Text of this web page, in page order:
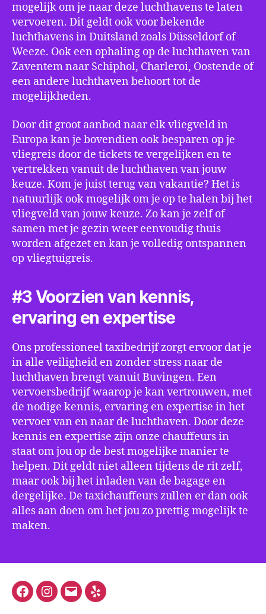
mogelijk om je naar deze luchthavens te laten
vervoeren. Dit geldt ook voor bekende
luchthavens in Duitsland zoals Düsseldorf of
Weeze. Ook een ophaling op de luchthaven van
Zaventem naar Schiphol, Charleroi, Oostende of
een andere luchthaven behoort tot de
mogelijkheden.
Door dit groot aanbod naar elk vliegveld in
Europa kan je bovendien ook besparen op je
vliegreis door de tickets te vergelijken en te
vertrekken vanuit de luchthaven van jouw
keuze. Kom je juist terug van vakantie? Het is
natuurlijk ook mogelijk om je op te halen bij het
vliegveld van jouw keuze. Zo kan je zelf of
samen met je gezin weer eenvoudig thuis
worden afgezet en kan je volledig ontspannen
op vliegtuigreis.
#3 Voorzien van kennis,
ervaring en expertise
Ons professioneel taxibedrijf zorgt ervoor dat je
in alle veiligheid en zonder stress naar de
luchthaven brengt vanuit Buvingen. Een
vervoersbedrijf waarop je kan vertrouwen, met
de nodige kennis, ervaring en expertise in het
vervoer van en naar de luchthaven. Door deze
kennis en expertise zijn onze chauffeurs in
staat om jou op de best mogelijke manier te
helpen. Dit geldt niet alleen tijdens de rit zelf,
maar ook bij het inladen van de bagage en
dergelijke. De taxichauffeurs zullen er dan ook
alles aan doen om het jou zo prettig mogelijk te
maken.
FacebookInstagram
E-
Yelp